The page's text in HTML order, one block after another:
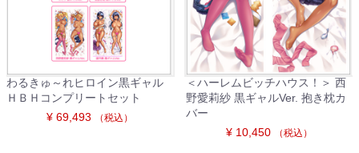
＞ 西
き枕カ
＜ハーレムビッチハウス！＞ 望
月奏 黒ギャルVer. 抱き枕カバー
¥ 10,450
＜魔法少女リオナ☆フ
フィオナ・アイビス 黒
¥ 10,450